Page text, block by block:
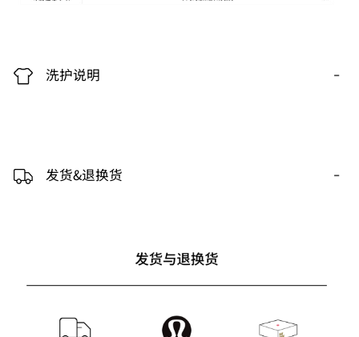
洗护说明 -
发货&退换货 -